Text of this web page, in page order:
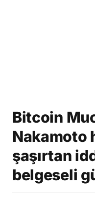
Bitcoin
Nakamoto
şaşırtan
belgeseli